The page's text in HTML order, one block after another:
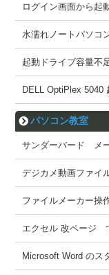
ログイン画面から起
水濡れノートパソコ
起動ドライブ容量不
DELL OptiPlex 5040
パソコン教室
サンダーバード メ
デジカメ動画ファイ
ファイルメーカー操
エクセル 改ページ
Microsoft Word のス